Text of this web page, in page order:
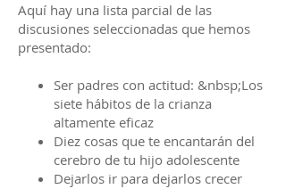
Aquí hay una lista parcial de las
discusiones seleccionadas que hemos
presentado:
Ser padres con actitud: &nbsp;Los
siete hábitos de la crianza
altamente eficaz
Diez cosas que te encantarán del
cerebro de tu hijo adolescente
Dejarlos ir para dejarlos crecer